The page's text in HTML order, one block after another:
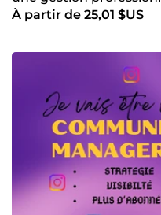
À partir de 25,01 $US